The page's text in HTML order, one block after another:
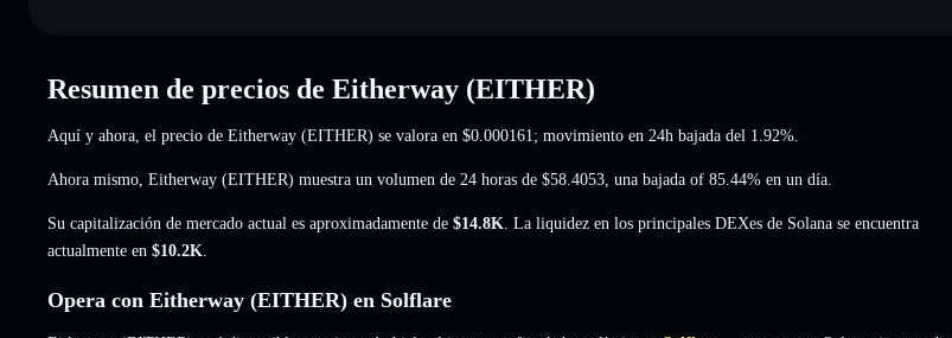
Resumen de precios de Eitherway (EITHER)
Aquí y ahora, el precio de Eitherway (EITHER) se valora en $0.000161 ; movimiento en 24h bajada del 1.92%
Ahora mismo, Eitherway (EITHER) muestra un volumen de 24 horas de $58.4053 una bajada of 85.44% en un día.
Su capitalización de mercado actual es aproximadamente de $14.8K . La liquidez en los principales DEXes de Solana se encuentra
actualmente en $10.2K
Opera con Eitherway (EITHER) en Solflare